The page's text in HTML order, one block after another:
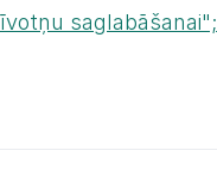
saglabāšanai";